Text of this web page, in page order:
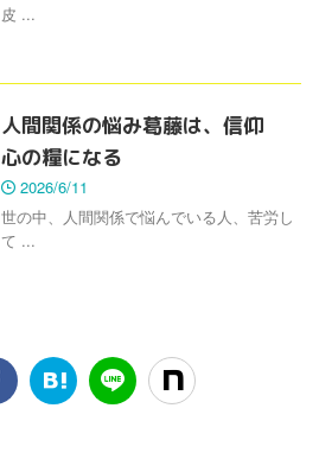
皮 ...
人間関係の悩み葛藤は、信仰
心の糧になる
2026/6/11
世の中、人間関係で悩んでいる人、苦労し
て ...